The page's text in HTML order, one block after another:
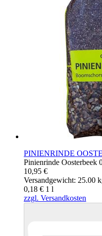
PINIENRINDE
Pinienrinde Oosterbeek
10,95 €
Versandgewicht: 25.00
0,18 € 1 l
zzgl. Versandkosten